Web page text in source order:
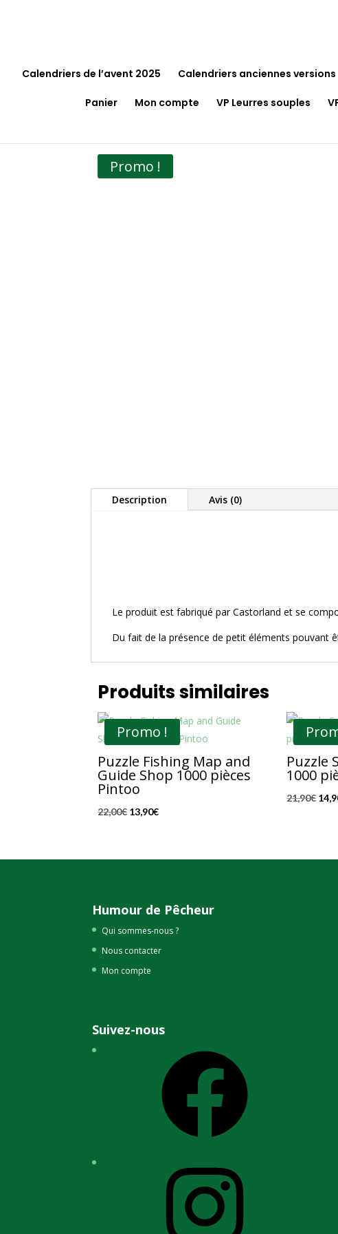
Calendriers de l’avent 2025 Calendriers anciennes versions
Panier Mon compte VP Leurres souples
Promo !
Description Avis (0)
Le produit est fabriqué par Castorland et se
Du fait de la présence de petit éléments pouvant
Produits similaires
Promo !
Puzzle Fishing Map and
Guide Shop 1000 pièces
Pintoo
22,00€ Le
13,90€Le
Puzzle
1000
21,90€ Le
Humour de Pêcheur
Qui sommes-nous ?
Nous contacter
Mon compte
Suivez-nous